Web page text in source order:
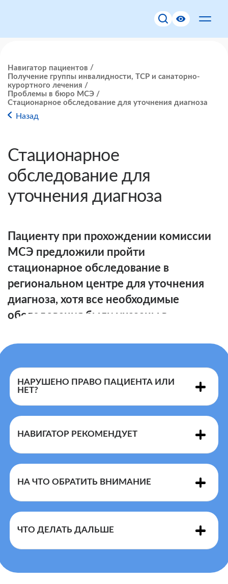
Навигатор пациентов
Получение группы инвалидности, ТСР и санаторно-
курортного лечения
Проблемы в бюро МСЭ
Стационарное обследование для уточнения диагноза
Назад
Стационарное
обследование для
уточнения диагноза
Пациенту при прохождении комиссии
МСЭ предложили пройти
стационарное обследование в
региональном центре для уточнения
диагноза, хотя все необходимые
обследования были указаны в
НАРУШЕНО ПРАВО ПАЦИЕНТА ИЛИ
НЕТ?
НАВИГАТОР РЕКОМЕНДУЕТ
НА ЧТО ОБРАТИТЬ ВНИМАНИЕ
ЧТО ДЕЛАТЬ ДАЛЬШЕ